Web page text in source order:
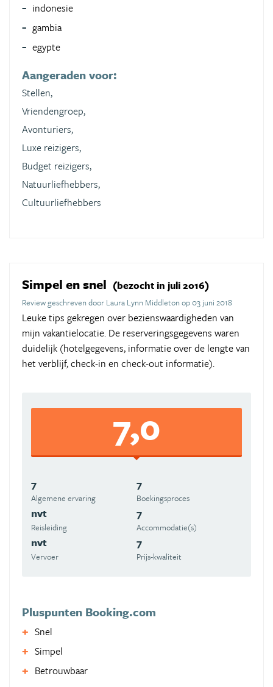
indonesie
gambia
egypte
Aangeraden voor:
Stellen,
Vriendengroep,
Avonturiers,
Luxe reizigers,
Budget reizigers,
Natuurliefhebbers,
Cultuurliefhebbers
Simpel en snel (bezocht in juli 2016)
Review geschreven door Laura Lynn Middleton op 03 juni 2018
Leuke tips gekregen over bezienswaardigheden van
mijn vakantielocatie. De reserveringsgegevens waren
duidelijk (hotelgegevens, informatie over de lengte van
het verblijf, check-in en check-out informatie).
7,0
7
Algemene ervaring
7
Boekingsproces
nvt
Reisleiding
7
Accommodatie(s)
nvt
Vervoer
7
Prijs-kwaliteit
Pluspunten Booking.com
Snel
Simpel
Betrouwbaar